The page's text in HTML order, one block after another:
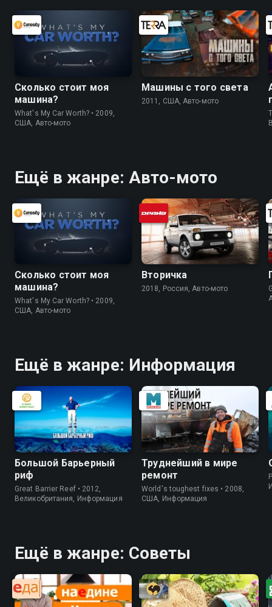
Сколько стоит моя
машина?
What's My Car Worth? • 2009,
США, Авто-мото
Машины с того света
2011, США, Авто-мото
Ещё в жанре: Авто-мото
Сколько стоит моя
машина?
What's My Car Worth? • 2009,
США, Авто-мото
Вторичка
2018, Россия, Авто-мото
Ещё в жанре: Информация
Большой Барьерный
риф
Great Barrier Reef • 2012,
Великобритания, Информация
Труднейший в мире
ремонт
World's toughest fixes • 2008,
США, Информация
Ещё в жанре: Советы